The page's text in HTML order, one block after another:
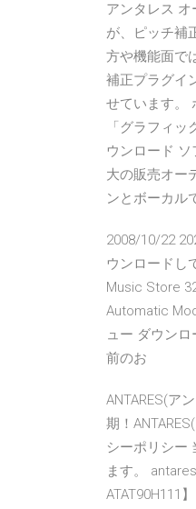
アンタレス
が、ピッチ補
方や機能面で
補正プラグイ
せています。
「グラフィ
ウンロード
大の販売オー
ンとボーカル
2008/10/22
ウンロードし
Music Store
Automatic
ュー ダウン
前のお
ANTARES(ア
期！
シーポリシー
ます。
ATAT90H111